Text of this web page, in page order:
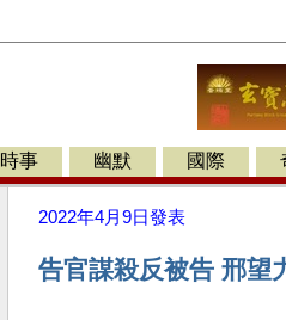
時事 幽默 國際
2022年4月9日發表
告官謀殺反被告 邢望